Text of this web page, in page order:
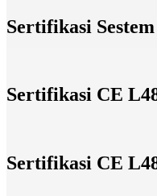
Sertifikasi
Sertifikasi CE
Sertifikasi CE